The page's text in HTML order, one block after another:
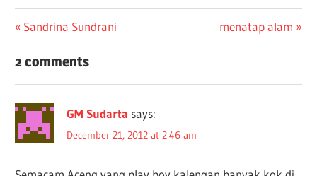
Post
navigation
Previous
Sandrina Sundrani
Next
menatap alam
2 comments
GM Sudarta says:
December 21, 2012 at 2:46 am